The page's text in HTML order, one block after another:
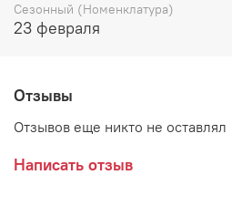
Сезонный (Номенклатура)
23 февраля
Отзывы
Отзывов еще никто не оставлял
Написать отзыв